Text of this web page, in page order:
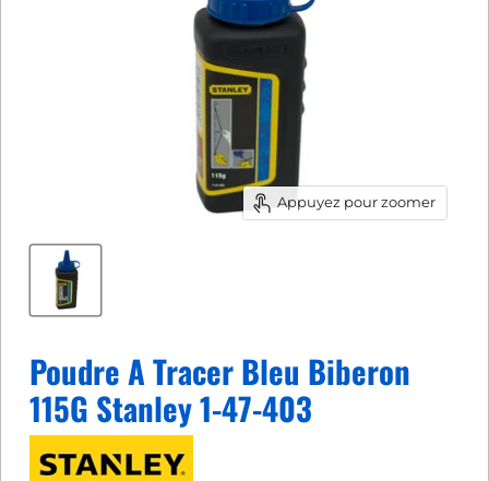
Appuyez pour zoomer
Poudre A Tracer Bleu Biberon
115G Stanley 1-47-403